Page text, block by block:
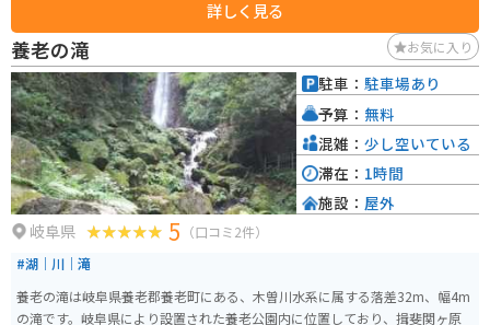
学校」「白亜の教育殿堂」と称されました。 現在は、町立図書館や子育て支
援センターなどの町の複合施設として利用され、校舎の見学も自由に行えま
す。また、様々な映画やドラマのロケ地として使われ、アニメ「けいお
ん！」の聖地ともなっており、多くの観光客や聖地巡礼者が訪れています。
平成25年（2013年）には、国の登録有形文化財に登録されました。2009年に
大規模改修を終え、年間5万人以上が訪れる観光地となっています。
詳しく見る
養老の滝 お気に入り
岐阜県 5 （口コミ2件）
#湖｜川｜滝
養老の滝は岐阜県養老郡養老町にある、木曽川水系に属する落差32m、幅4m
の滝です。岐阜県により設置された養老公園内に位置しており、揖斐関ヶ原
駐車： 駐車場あり
予算： 無料
混雑： 少し空いている
滞在： 1時間
施設： 屋外